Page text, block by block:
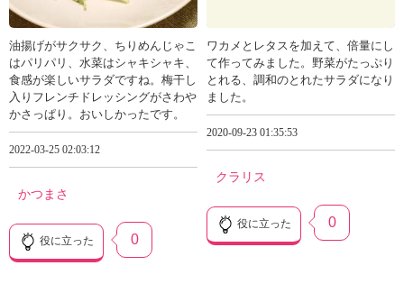
油揚げがサクサク、ちりめんじゃこ
はパリパリ、水菜はシャキシャキ、
食感が楽しいサラダですね。梅干し
入りフレンチドレッシングがさわや
かさっぱり。おいしかったです。
2022-03-25 02:03:12
かつまさ
役に立った 0
ワカメとレタスを加えて、倍量にし
て作ってみました。野菜がたっぷり
とれる、調和のとれたサラダになり
ました。
2020-09-23 01:35:53
クラリス
役に立った 0